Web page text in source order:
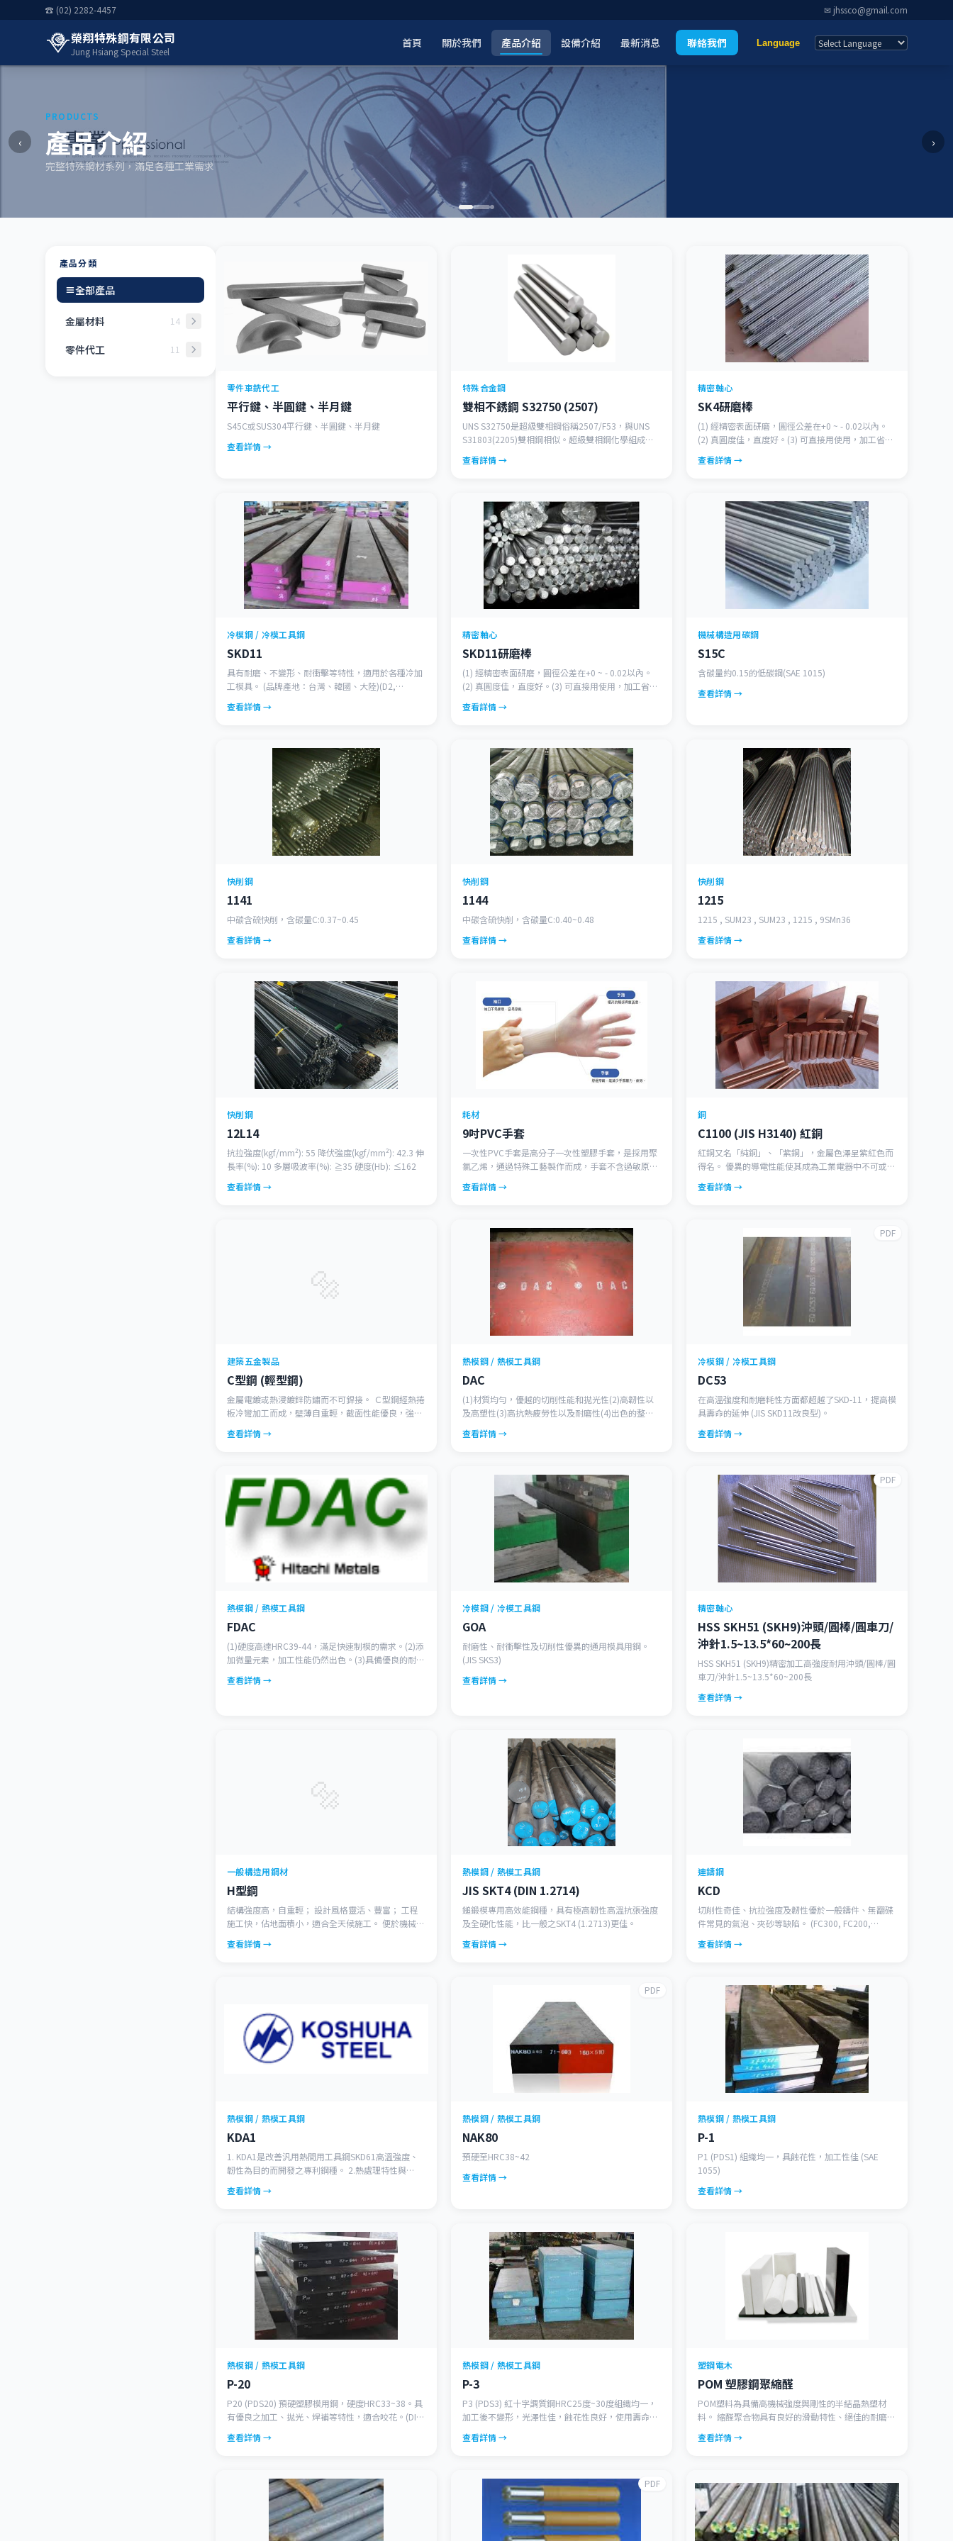
☎ (02) 2282-4457 ✉ jhssco@gmail.com
榮翔特殊鋼有限公司
Jung Hsiang Special Steel
首頁 關於我們 產品介紹 設備介紹 最新消息 聯絡我們 Language
PRODUCTS
產品介紹
完整特殊鋼材系列，滿足各種工業需求
‹ ›
產品分類
全部產品
金屬材料 14
一般構造用鋼材
零件代工 11
零件車銑代工
平行鍵、半圓鍵、半月鍵
S45C或SUS304平行鍵、半圓鍵、半月鍵
查看詳情 →
特殊合金鋼
雙相不銹鋼 S32750 (2507)
UNS S32750是超級雙相鋼俗稱2507/F53，與UNS
S31803(2205)雙相鋼相似。超級雙相鋼化學組成含
腐蝕性，適用更嚴苛的環境或更高溫的海水。也可得
查看詳情 →
精密軸心
SK4研磨棒
(1) 經精密表面研磨，圓徑公差在+0 ~ - 0.02以內。
(2) 真圓度佳，直度好。(3) 可直接用使用，加工省時
查看詳情 →
冷模鋼 / 冷模工具鋼
SKD11
具有耐磨、不變形、耐衝擊等特性，適用於各種冷加
工模具。 (品牌產地：台灣、韓國、大陸)(D2,
查看詳情 →
精密軸心
SKD11研磨棒
(1) 經精密表面研磨，圓徑公差在+0 ~ - 0.02以內。
(2) 真圓度佳，直度好。(3) 可直接用使用，加工省時
查看詳情 →
機械構造用碳鋼
S15C
含碳量約0.15的低碳鋼(SAE 1015)
查看詳情 →
快削鋼
1141
中碳含硫快削，含碳量C:0.37~0.45
查看詳情 →
快削鋼
1144
中碳含硫快削，含碳量C:0.40~0.48
查看詳情 →
快削鋼
1215
1215 , SUM23 , SUM23 , 1215 , 9SMn36
查看詳情 →
快削鋼
12L14
抗拉強度(kgf/mm²): 55 降伏強度(kgf/mm²): 42.3 伸
長率(%): 10 多層吸波率(%): ≧35 硬度(Hb): ≤162
查看詳情 →
耗材
9吋PVC手套
一次性PVC手套是高分子一次性塑膠手套，是採用聚
氯乙烯，通過特殊工藝製作而成，手套不含過敏原，
有較強的化學抗性、防靜電性能，良好的靈活性和觸
查看詳情 →
銅
C1100 (JIS H3140) 紅銅
紅銅又名「純銅」、「紫銅」，金屬色澤呈紫紅色而
得名。 優異的導電性能使其成為工業電器中不可或缺
熱模組。 絕佳的延展與加工性使其容易製作高品質的
查看詳情 →
🔩
建築五金製品
C型鋼 (輕型鋼)
金屬電鍍或熱浸鍍鋅防鏽而不可銲接。 Ｃ型鋼經熱捲
板冷彎加工而成，壁薄自重輕，截面性能優良，強度
Ｃ型鋼廣泛用於鋼結構建築的檁條、牆樑，也可自組
查看詳情 →
熱模鋼 / 熱模工具鋼
DAC
(1)材質均勻，優越的切削性能和拋光性(2)高韌性以
及高塑性(3)高抗熱疲勞性以及耐磨性(4)出色的整體
(7)與傳統鋼材相比具有更好的等向性，各個方向都有
查看詳情 →
PDF
冷模鋼 / 冷模工具鋼
DC53
在高溫強度和耐磨耗性方面都超越了SKD-11，提高模
具壽命的延伸 (JIS SKD11改良型)。
查看詳情 →
熱模鋼 / 熱模工具鋼
FDAC
(1)硬度高達HRC39-44，滿足快速制模的需求。(2)添
加微量元素，加工性能仍然出色。(3)具備優良的耐高
查看詳情 →
冷模鋼 / 冷模工具鋼
GOA
耐磨性、耐衝擊性及切削性優異的通用模具用鋼。
(JIS SKS3)
查看詳情 →
PDF
精密軸心
HSS SKH51 (SKH9)沖頭/圓棒/圓車刀/
沖針1.5~13.5*60~200長
HSS SKH51 (SKH9)精密加工高強度耐用沖頭/圓棒/圓
車刀/沖針1.5~13.5*60~200長
查看詳情 →
🔩
一般構造用鋼材
H型鋼
結構強度高，自重輕； 設計風格靈活、豐富； 工程
施工快，佔地面積小，適合全天候施工。 便於機械加
建築」的新型鋼材，採用H型鋼可以有效保護環境。
查看詳情 →
熱模鋼 / 熱模工具鋼
JIS SKT4 (DIN 1.2714)
鎚鍛模專用高效能鋼種，具有極高韌性高溫抗張強度
及全硬化性能，比一般之SKT4 (1.2713)更佳。
查看詳情 →
連鑄鋼
KCD
切削性奇佳、抗拉強度及韌性優於一般鑄件、無翻碟
件常見的氣泡、夾砂等缺陷。 (FC300, FC200,
查看詳情 →
熱模鋼 / 熱模工具鋼
KDA1
1. KDA1是改善汎用熱間用工具鋼SKD61高溫強度、
韌性為目的而開發之專利鋼種。 2.熱處理特性與
高溫疲勞性、耐熱龜裂性更加良好。(JIS SKD61)
查看詳情 →
PDF
熱模鋼 / 熱模工具鋼
NAK80
預硬至HRC38~42
查看詳情 →
熱模鋼 / 熱模工具鋼
P-1
P1 (PDS1) 組織均一，具蝕花性，加工性佳 (SAE
1055)
查看詳情 →
熱模鋼 / 熱模工具鋼
P-20
P20 (PDS20) 預硬塑膠模用鋼，硬度HRC33~38。具
有優良之加工、拋光、焊補等特性，適合咬花。(DIN
查看詳情 →
熱模鋼 / 熱模工具鋼
P-3
P3 (PDS3) 紅十字調質鋼HRC25度~30度組織均一，
加工後不變形，光澤性佳，蝕花性良好，使用壽命
查看詳情 →
塑鋼電木
POM 塑膠鋼聚縮醛
POM塑料為具備高機械強度與剛性的半結晶熱塑材
料。 縮醛聚合物具有良好的滑動特性、絕佳的耐磨損
疲乏強度以及絕佳的加工特性，使得POM聚合物成為
別在於所具備之特性。
查看詳情 →
PDF